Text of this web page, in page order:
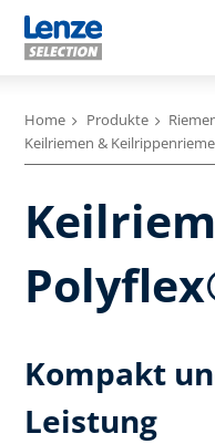
Home Produkte
Keilriemen &
Kompakt
Leistung